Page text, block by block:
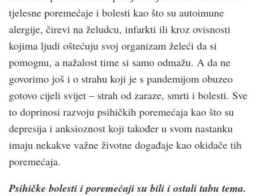
tjelesne poremećaje i bolesti kao što su autoimune
alergije, čirevi na želudcu, infarkti ili kroz ovisnosti
kojima ljudi oštećuju svoj organizam želeći da si
pomognu, a nažalost time si samo odmažu. A da ne
govorimo još i o strahu koji je s pandemijom obuzeo
gotovo cijeli svijet – strah od zaraze, smrti i bolesti. Sve
to doprinosi razvoju psihičkih poremećaja kao što su
depresija i anksioznost koji također u svom nastanku
imaju nekakve važne životne događaje kao okidače tih
poremećaja.
Psihičke bolesti i poremećaji su bili i ostali tabu tema.